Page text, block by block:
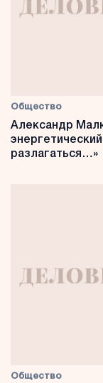
Общество
Александр
разлагаться…»
Общество